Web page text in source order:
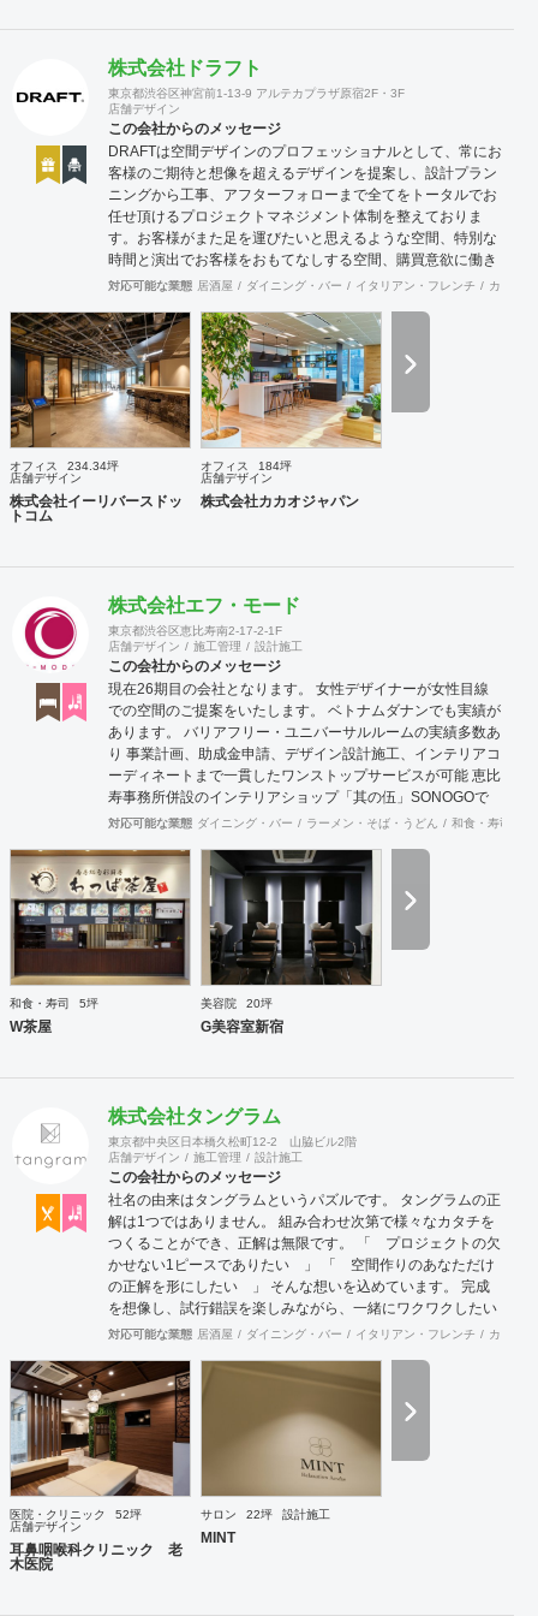
株式会社ドラフト
東京都渋谷区神宮前1-13-9 アルテカプラザ原宿2F・3F
店舗デザイン
この会社からのメッセージ
DRAFTは空間デザインのプロフェッショナルとして、常にお
客様のご期待と想像を超えるデザインを提案し、設計プラン
ニングから工事、アフターフォローまで全てをトータルでお
任せ頂けるプロジェクトマネジメント体制を整えておりま
す。お客様がまた足を運びたいと思えるような空間、特別な
時間と演出でお客様をおもてなしする空間、購買意欲に働き
かけるレイアウトとVMD、ブランド力を高める空間演出な
持っております。 ご希望されるイメージ、コストに関する不
安要素、 新規オープン、移転・改装に関するスケジュール、
ほか不明点など、まずはお気軽にお問い合わせください。
対応可能な業態 居酒屋 ダイニング・バー イタリアン・フレンチ カフェ
オフィス
234.34坪
店舗デザイン
株式会社イーリバースドッ
トコム
オフィス
184坪
店舗デザイン
株式会社カカオジャパン
株式会社エフ・モード
東京都渋谷区恵比寿南2-17-2-1F
店舗デザイン
施工管理 設計施工
この会社からのメッセージ
現在26期目の会社となります。 女性デザイナーが女性目線
での空間のご提案をいたします。 ベトナムダナンでも実績が
あります。 バリアフリー・ユニバーサルルームの実績多数あ
り 事業計画、助成金申請、デザイン設計施工、インテリアコ
ーディネートまで一貫したワンストップサービスが可能 恵比
寿事務所併設のインテリアショップ「其の伍」SONOGOで
はオリジナル家具をはじめアンティーク骨董家具の販売もし
対応可能な業態 ダイニング・バー ラーメン・そば・うどん 和食・寿司
和食・寿司 5坪
W茶屋
美容院 20坪
G美容室新宿
株式会社タングラム
東京都中央区日本橋久松町12-2 山脇ビル2階
店舗デザイン
施工管理 設計施工
この会社からのメッセージ
社名の由来はタングラムというパズルです。 タングラムの正
解は1つではありません。 組み合わせ次第で様々なカタチを
つくることができ、正解は無限です。 「 プロジェクトの欠
かせない1ピースでありたい 」 「 空間作りのあなただけ
の正解を形にしたい 」 そんな想いを込めています。 完成
を想像し、試行錯誤を楽しみながら、 ​一緒にワクワクしたい
と思っています。
対応可能な業態 居酒屋 ダイニング・バー イタリアン・フレンチ カフェ
医院・クリニック
52坪
店舗デザイン
耳鼻咽喉科クリニック 老
木医院
サロン 22坪 設計施工
MINT